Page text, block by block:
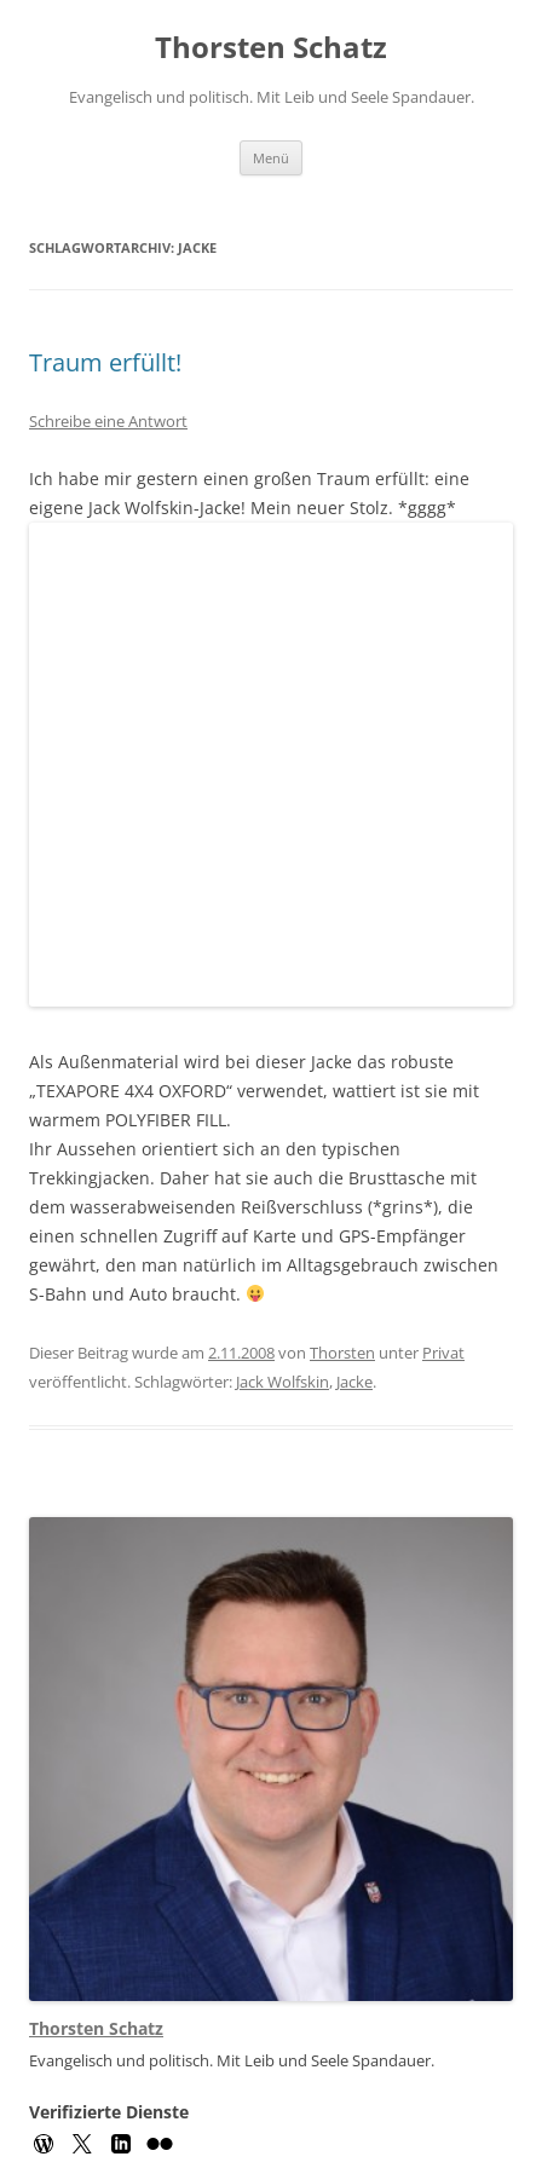
Thorsten Schatz
Evangelisch und politisch. Mit Leib und Seele Spandauer.
Menü
SCHLAGWORTARCHIV: JACKE
Traum erfüllt!
Schreibe eine Antwort
Ich habe mir gestern einen großen Traum erfüllt: eine
eigene Jack Wolfskin-Jacke! Mein neuer Stolz. *gggg*
Als Außenmaterial wird bei dieser Jacke das robuste
„TEXAPORE 4X4 OXFORD“ verwendet, wattiert ist sie mit
warmem POLYFIBER FILL.
Ihr Aussehen orientiert sich an den typischen
Trekkingjacken. Daher hat sie auch die Brusttasche mit
dem wasserabweisenden Reißverschluss (*grins*), die
einen schnellen Zugriff auf Karte und GPS-Empfänger
gewährt, den man natürlich im Alltagsgebrauch zwischen
S-Bahn und Auto braucht.
Dieser Beitrag wurde am 2.11.2008von Thorsten unter Privat
veröffentlicht. Schlagwörter: Jack Wolfskin, Jacke.
Thorsten Schatz
Evangelisch und politisch. Mit Leib und Seele Spandauer.
Verifizierte Dienste